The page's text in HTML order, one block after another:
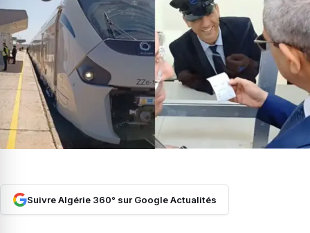
Suivre Algérie 360° sur Google Actualités